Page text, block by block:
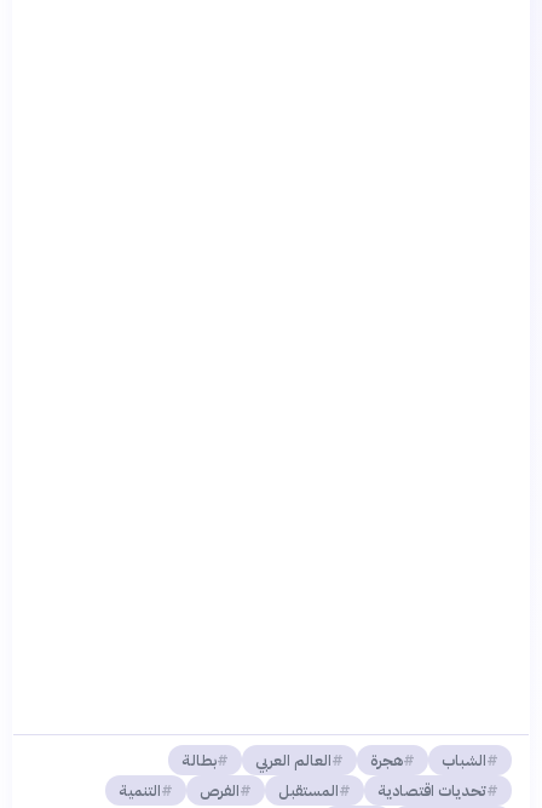
الشباب هجرة العالم العربي
بطالة
تحديات اقتصادية
المستقبل الفرص
التنمية